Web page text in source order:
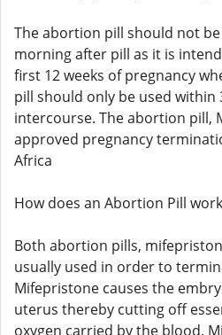
The abortion pill should not
morning after pill as it is
first 12 weeks of pregnancy
pill should only be used within
intercourse. The abortion pill,
approved pregnancy
Africa
How does an Abortion Pill
Both abortion pills,
usually used in order to
Mifepristone causes the
uterus thereby cutting off
oxygen carried by the blood.